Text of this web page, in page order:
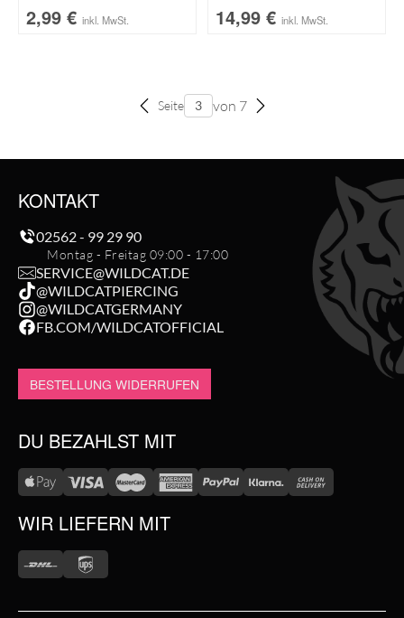
2,99 € inkl. MwSt. 14,99 € inkl. MwSt.
Seite von 7
KONTAKT
02562 - 99 29 90
Montag - Freitag 09:00 - 17:00
SERVICE@WILDCAT.DE
@WILDCATPIERCING
@WILDCATGERMANY
FB.COM/WILDCATOFFICIAL
BESTELLUNG WIDERRUFEN
DU BEZAHLST MIT
WIR LIEFERN MIT